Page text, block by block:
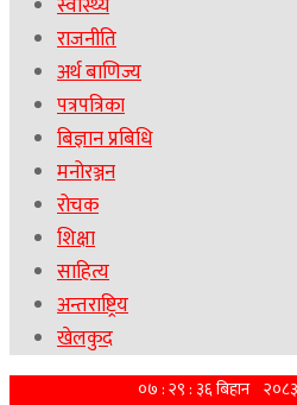
राजनीति
अर्थ बाणिज्य
पत्रपत्रिका
बिज्ञान प्रबिधि
मनोरञ्जन
रोचक
शिक्षा
साहित्य
अन्तराष्ट्रिय
खेलकुद